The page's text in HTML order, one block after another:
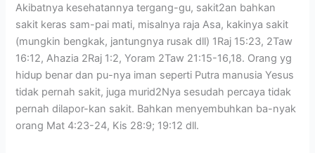
Akibatnya kesehatannya tergang-gu, sakit2an bahkan
sakit keras sam-pai mati, misalnya raja Asa, kakinya sakit
(mungkin bengkak, jantungnya rusak dll) 1Raj 15:23, 2Taw
16:12, Ahazia 2Raj 1:2, Yoram 2Taw 21:15-16,18. Orang yg
hidup benar dan pu-nya iman seperti Putra manusia Yesus
tidak pernah sakit, juga murid2Nya sesudah percaya tidak
pernah dilapor-kan sakit. Bahkan menyembuhkan ba-nyak
orang Mat 4:23-24, Kis 28:9; 19:12 dll.